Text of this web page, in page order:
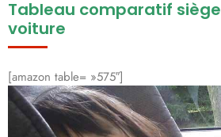
Tableau comparatif
voiture
[amazon table= »575″]